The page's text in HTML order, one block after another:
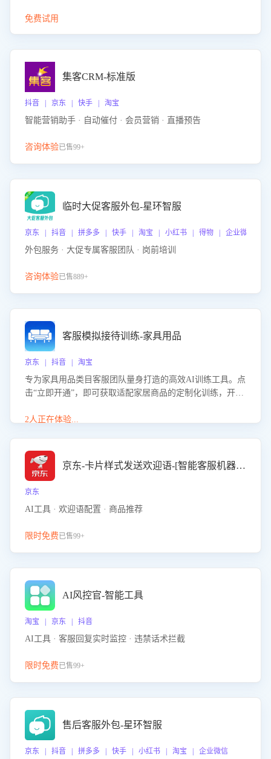
免费试用
集客CRM-标准版
抖音 | 京东 | 快手 | 淘宝
智能营销助手 · 自动催付 · 会员营销 · 直播预告
咨询体验已售99+
临时大促客服外包-星环智服
京东 | 抖音 | 拼多多 | 快手 | 淘宝 | 小红书 | 得物 | 企业微信
外包服务 · 大促专属客服团队 · 岗前培训
咨询体验已售889+
客服模拟接待训练-家具用品
京东 | 抖音 | 淘宝
专为家具用品类目客服团队量身打造的高效AI训练工具。点
击“立即开通”，即可获取适配家居商品的定制化训练，开启
能、尺寸参数咨询等高频场景下的专业应对能力。
2人正在体验...
京东-卡片样式发送欢迎语-[智能客服机器人]
京东
AI工具 · 欢迎语配置 · 商品推荐
限时免费已售99+
AI风控官-智能工具
淘宝 | 京东 | 抖音
AI工具 · 客服回复实时监控 · 违禁话术拦截
限时免费已售99+
售后客服外包-星环智服
京东 | 抖音 | 拼多多 | 快手 | 小红书 | 淘宝 | 企业微信